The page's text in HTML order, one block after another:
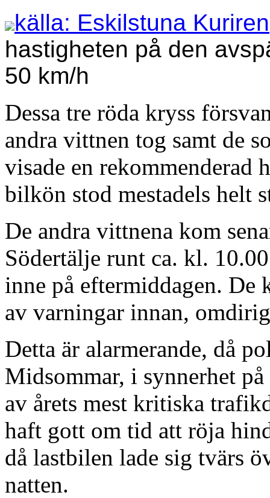
källa: Eskilstuna Kuriren
hastigheten på den
50 km/h
Dessa tre röda kryss
andra vittnen tog samt de
visade en rekommenderad
bilkön stod mestadels helt
De andra vittnena kom
Södertälje runt ca. kl.
inne på eftermiddagen. De
av varningar innan,
Detta är alarmerande, då
Midsommar, i synnerhet
av årets mest kritiska
haft gott om tid att röja
då lastbilen lade sig tvärs
natten.